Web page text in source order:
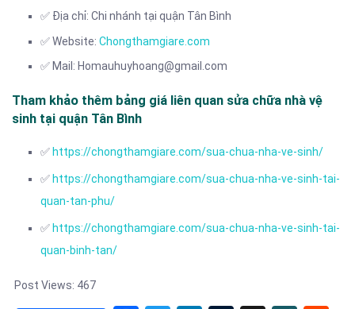
✅ Địa chỉ: Chi nhánh tại quận Tân Bình
✅ Website: Chongthamgiare.com
✅ Mail: Homauhuyhoang@gmail.com
Tham khảo thêm bảng giá liên quan sửa chữa nhà vệ
sinh tại quận Tân Bình
✅ https://chongthamgiare.com/sua-chua-nha-ve-sinh/
✅ https://chongthamgiare.com/sua-chua-nha-ve-sinh-tai-
quan-tan-phu/
✅ https://chongthamgiare.com/sua-chua-nha-ve-sinh-tai-
quan-binh-tan/
Post Views: 467